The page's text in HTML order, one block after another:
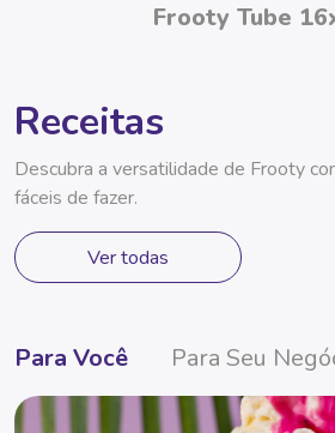
Frooty Tube
Receitas
Descubra a versatilidade de Frooty
fáceis de fazer.
Ver todas
Para Você Para Seu